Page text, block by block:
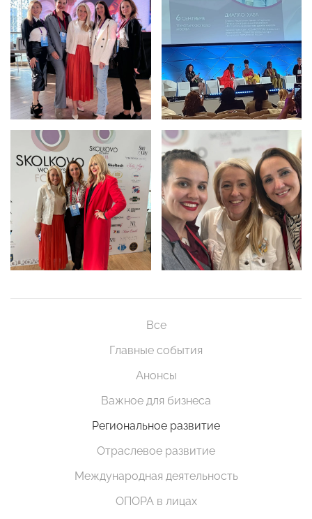
Все
Главные события
Анонсы
Важное для бизнеса
Региональное развитие
Отраслевое развитие
Международная деятельность
ОПОРА в лицах